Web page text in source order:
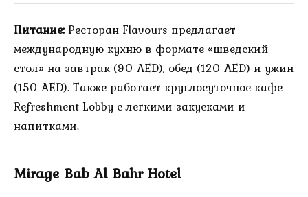
Питание:Ресторан Flavours предлагает
международную кухню в формате «шведский
стол» на завтрак (90 AED), обед (120 AED) и ужин
(150 AED). Также работает круглосуточное кафе
Refreshment Lobby с легкими закусками и
напитками.
Mirage Bab Al Bahr Hotel